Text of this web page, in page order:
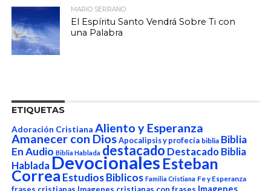
MARIO SERRANO
El Espíritu Santo Vendrá Sobre Ti con
una Palabra
ETIQUETAS
Adoración Cristiana Aliento y Esperanza
Amanecer con Dios Apocalipsis y profecía biblia Biblia
En Audio Biblia Hablada destacado Destacado Biblia
HabladaDevocionalesEsteban
Correa Estudios Biblicos Familia Cristiana Fe y Esperanza
frases cristianas Imagenes cristianas con frases Imagenes